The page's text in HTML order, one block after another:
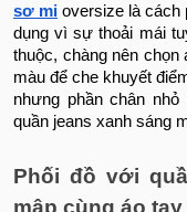
sơ mi oversize là cách
dụng vì sự thoải mái
thuộc, chàng nên
màu để che khuyết
nhưng phần chân
quần jeans xanh sáng
Phối đồ với
mập cùng áo tay